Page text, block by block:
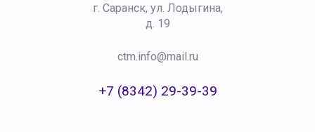
г. Саранск, ул. Лодыгина,
д. 19
ctm.info@mail.ru
+7 (8342) 29-39-39